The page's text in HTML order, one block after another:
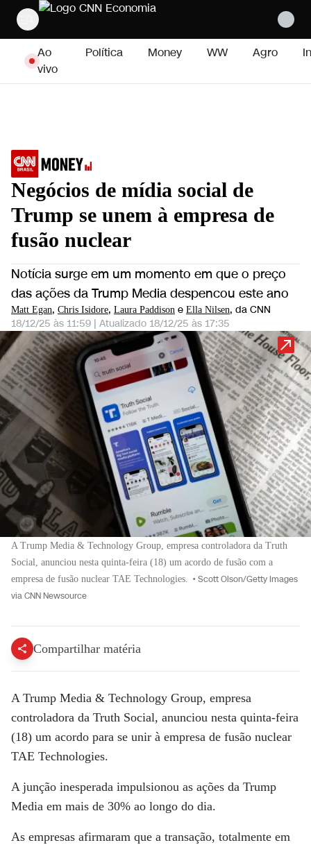
Pular para o conteúdo
Ao
vivo
Política Money WW Agro
Negócios de mídia social de
Trump se unem à empresa de
fusão nuclear
Notícia surge em um momento em que o preço
das ações da Trump Media despencou este ano
Matt Egan, Chris Isidore, Laura Paddison e Ella Nilsen, da CNN
18/12/25 às 11:59 | Atualizado 18/12/25 às 17:35
A Trump Media & Technology Group, empresa controladora da Truth
Social, anunciou nesta quinta-feira (18) um acordo de fusão com a
empresa de fusão nuclear TAE Technologies. •Scott Olson/Getty Images
via CNN Newsource
Compartilhar matéria
A Trump Media & Technology Group, empresa
controladora da Truth Social, anunciou nesta quinta-feira
(18) um acordo para se unir à empresa de fusão nuclear
TAE Technologies.
A junção inesperada impulsionou as ações da Trump
Media em mais de 30% ao longo do dia.
As empresas afirmaram que a transação, totalmente em